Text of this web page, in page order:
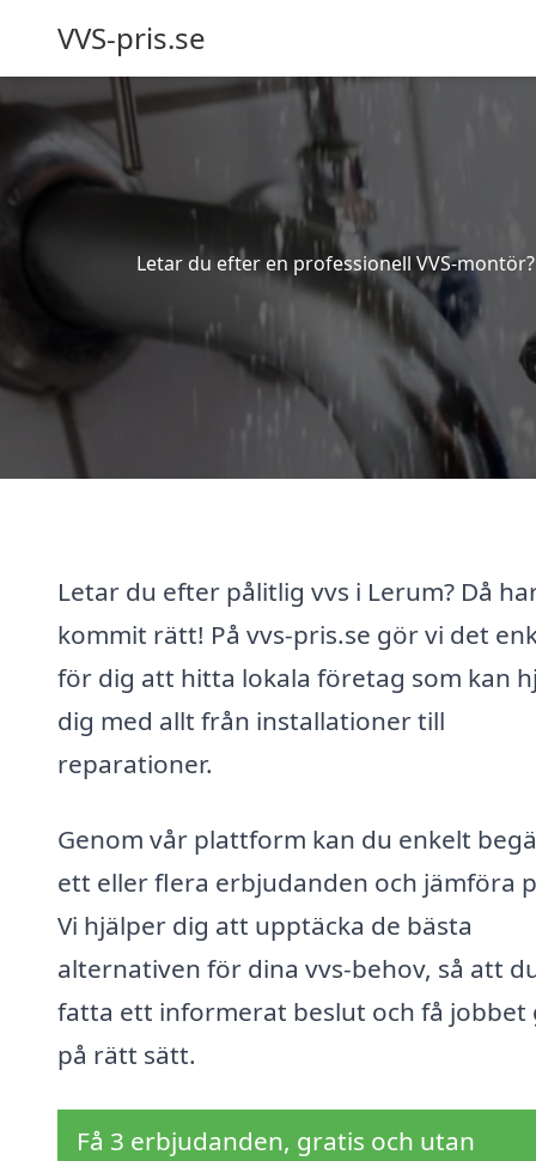
VVS-pris.se
Letar du efter en professionell VVS-
Letar du efter pålitlig vvs i Lerum? Då
kommit rätt! På vvs-pris.se gör vi det
för dig att hitta lokala företag som kan
dig med allt från installationer till
reparationer.
Genom vår plattform kan du enkelt
ett eller flera erbjudanden och jämföra
Vi hjälper dig att upptäcka de bästa
alternativen för dina vvs-behov, så att
fatta ett informerat beslut och få jobbet
på rätt sätt.
Få 3 erbjudanden, gratis och utan